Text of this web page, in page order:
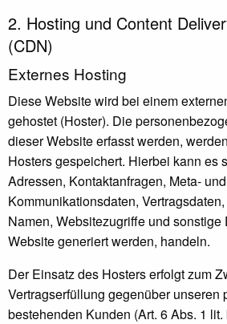
2. Hosting und Content
(CDN)
Externes Hosting
Diese Website wird bei einem
gehostet (Hoster). Die
dieser Website erfasst werden,
Hosters gespeichert. Hierbei kann es
Adressen, Kontaktanfragen, Meta- und
Kommunikationsdaten,
Namen, Websitezugriffe und
Website generiert werden, handeln.
Der Einsatz des Hosters erfolgt zum
Vertragserfüllung gegenüber unseren
bestehenden Kunden (Art. 6 Abs. 1